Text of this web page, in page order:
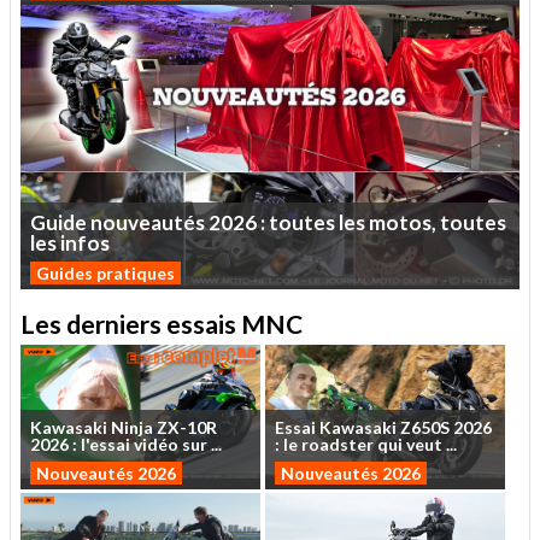
Guidenouveautés2026:touteslesmotos,toutes
lesinfos
Guides pratiques
Les derniers essais MNC
Kawasaki NinjaZX-10R
2026: l'essaividéo sur...
Nouveautés 2026
Essai KawasakiZ650S 2026
: le roadsterquiveut ...
Nouveautés 2026